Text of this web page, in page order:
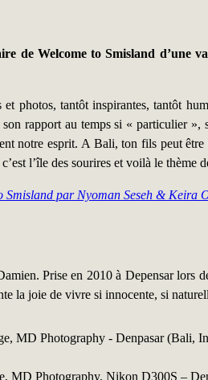
de Welcome to Smisland d’une
photos, tantôt inspirantes, tantôt
rapport au temps si « particulier
notre esprit. A Bali, ton fils peut
l’île des sourires et voilà le
Smisland par Nyoman Seseh & Keira
Prise en 2010 à Depensar
la joie de vivre si innocente, si
MD Photography, Nikon D300S –